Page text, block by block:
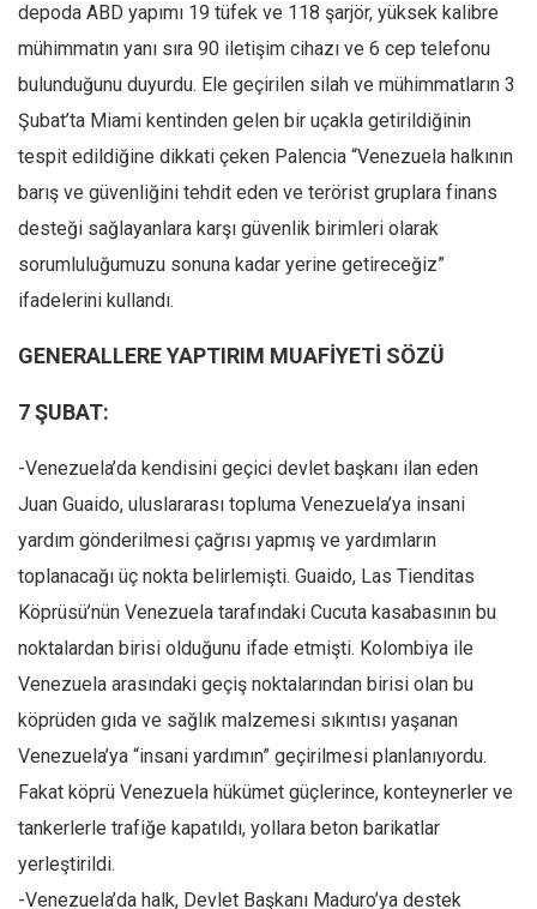
depoda ABD yapımı 19 tüfek ve 118 şarjör, yüksek kalibre
mühimmatın yanı sıra 90 iletişim cihazı ve 6 cep telefonu
bulunduğunu duyurdu. Ele geçirilen silah ve mühimmatların 3
Şubat’ta Miami kentinden gelen bir uçakla getirildiğinin
tespit edildiğine dikkati çeken Palencia “Venezuela halkının
barış ve güvenliğini tehdit eden ve terörist gruplara finans
desteği sağlayanlara karşı güvenlik birimleri olarak
sorumluluğumuzu sonuna kadar yerine getireceğiz”
ifadelerini kullandı.
GENERALLERE YAPTIRIM MUAFİYETİ SÖZÜ
7 ŞUBAT:
-Venezuela’da kendisini geçici devlet başkanı ilan eden
Juan Guaido, uluslararası topluma Venezuela’ya insani
yardım gönderilmesi çağrısı yapmış ve yardımların
toplanacağı üç nokta belirlemişti. Guaido, Las Tienditas
Köprüsü’nün Venezuela tarafındaki Cucuta kasabasının bu
noktalardan birisi olduğunu ifade etmişti. Kolombiya ile
Venezuela arasındaki geçiş noktalarından birisi olan bu
köprüden gıda ve sağlık malzemesi sıkıntısı yaşanan
Venezuela’ya “insani yardımın” geçirilmesi planlanıyordu.
Fakat köprü Venezuela hükümet güçlerince, konteynerler ve
tankerlerle trafiğe kapatıldı, yollara beton barikatlar
yerleştirildi.
-Venezuela’da halk, Devlet Başkanı Maduro’ya destek